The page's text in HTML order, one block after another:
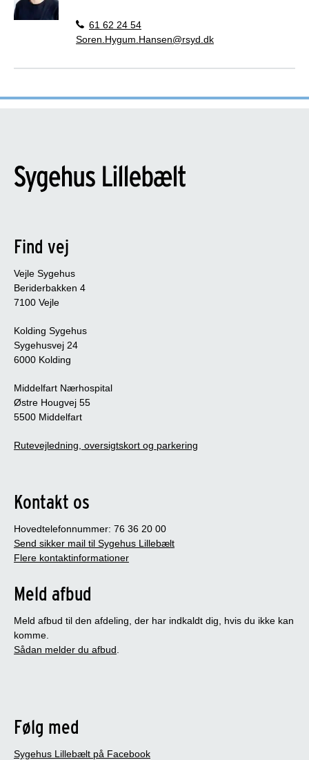
61 62 24 54
Soren.Hygum.Hansen@rsyd.dk
Find vej
Vejle Sygehus
Beriderbakken 4
7100 Vejle
Kolding Sygehus
Sygehusvej 24
6000 Kolding
Middelfart Nærhospital
Østre Hougvej 55
5500 Middelfart
Rutevejledning, oversigtskort og parkering
Kontakt os
Hovedtelefonnummer: 76 36 20 00
Send sikker mail til Sygehus Lillebælt
Flere kontaktinformationer
Meld afbud
Meld afbud til den afdeling, der har indkaldt dig, hvis du ikke kan
komme.
Sådan melder du afbud.
Følg med
Sygehus Lillebælt på Facebook